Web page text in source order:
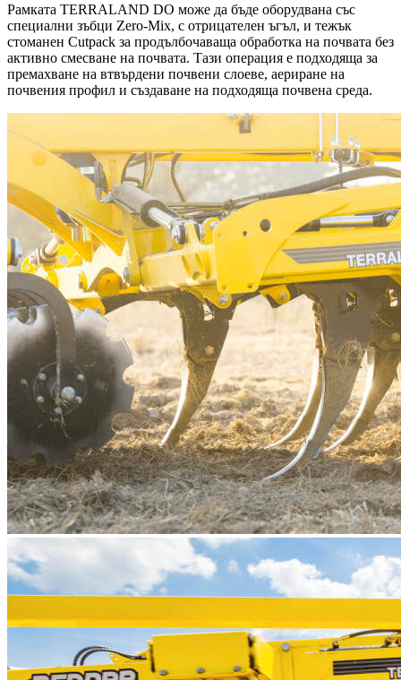
Рамката TERRALAND DO може да бъде оборудвана със
специални зъбци Zero-Mix, с отрицателен ъгъл, и тежък
стоманен Cutpack за продълбочаваща обработка на почвата без
активно смесване на почвата. Тази операция е подходяща за
премахване на втвърдени почвени слоеве, аериране на
почвения профил и създаване на подходяща почвена среда.